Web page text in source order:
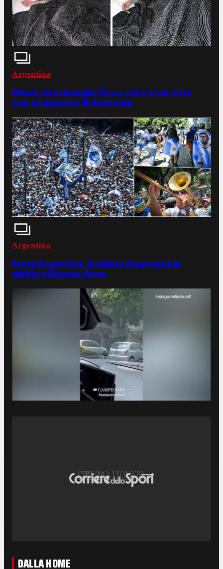
Argentina
Messi, che risveglio! Ecco chi c'è nel letto
con lui al posto di Antonela
Argentina
Festa Argentina: 4 milioni di persone in
delirio a Buenos Aires
DALLA HOME